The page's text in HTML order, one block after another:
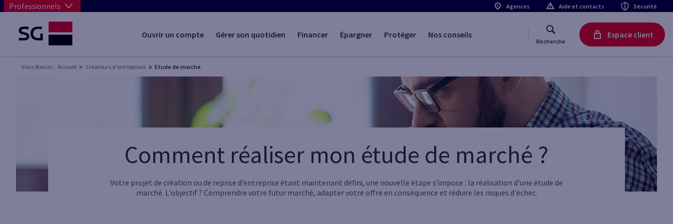
Professionnels Agences Aide et contacts Sécurité
Ouvrir un compte Gérer son quotidien Financer Épargner Protéger Nos conseils
Recherche
Espace client
Vous êtes ici : Accueil Créateurs d'entreprises Etude de marché
Comment réaliser mon étude de marché ?
Votre projet de création ou de reprise d’entreprise étant maintenant défini, une nouvelle étape s’impose : la réalisation d’une étude de
marché. L'objectif ? Comprendre votre futur marché, adapter votre offre en conséquence et réduire les risques d'échec.